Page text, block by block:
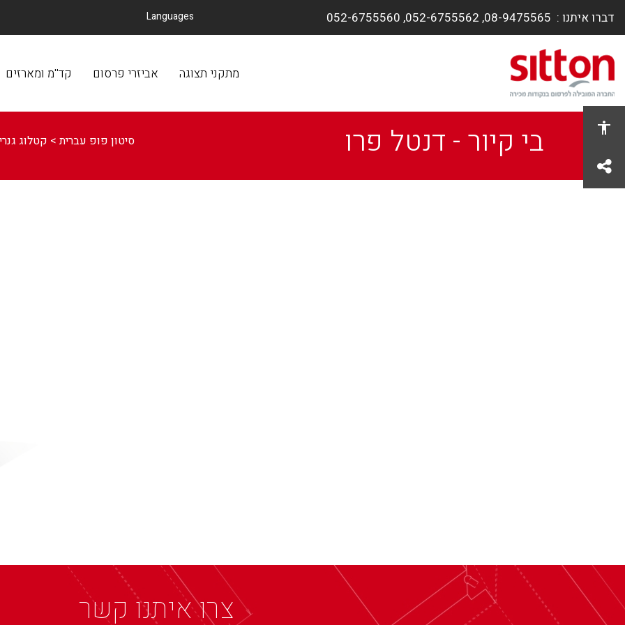
share
דברו איתנו : 08-9475565, ​052-6755562, 052-6755560
Languages
מתקני תצוגהמתקני תצוגה
אביזרי פרסום אביזרי פרסום
קד''מ ומארזים
בי קיור - דנטל פרו סיטון פופ עברית> קטלוג גנרי
צרו איתנו קשר